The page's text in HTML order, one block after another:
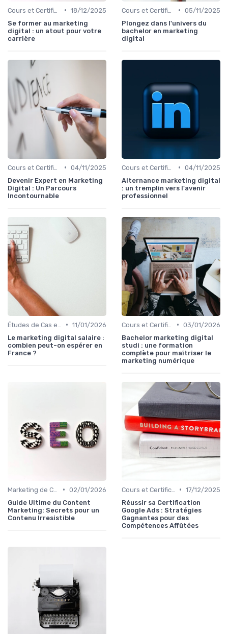
• 18/12/2025
Se former au marketing
digital : un atout pour votre
carrière
• 05/11/2025
Plongez dans l'univers du
bachelor en marketing
digital
• 04/11/2025
Devenir Expert en Marketing
Digital : Un Parcours
Incontournable
• 04/11/2025
Alternance marketing digital
: un tremplin vers l'avenir
professionnel
• 11/01/2026
Le marketing digital salaire :
combien peut-on espérer en
France ?
• 03/01/2026
Bachelor marketing digital
studi : une formation
complète pour maîtriser le
marketing numérique
• 02/01/2026
Guide Ultime du Content
Marketing: Secrets pour un
Contenu Irresistible
• 17/12/2025
Réussir sa Certification
Google Ads : Stratégies
Gagnantes pour des
Compétences Affûtées